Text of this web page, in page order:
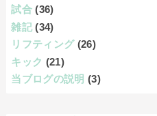
試合 (36)
雑記 (34)
リフティング (26)
キック (21)
当ブログの説明 (3)